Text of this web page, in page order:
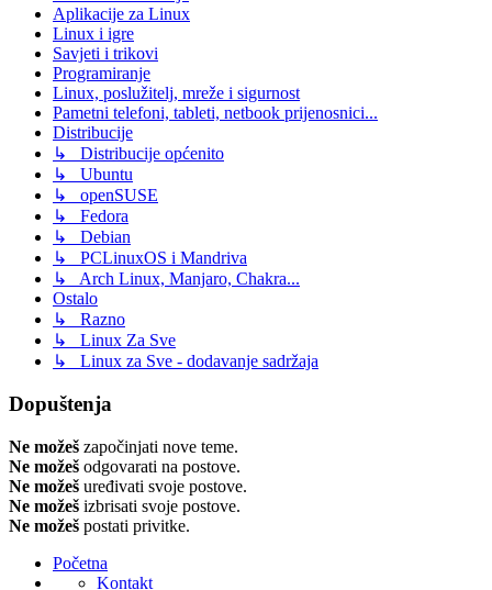
Aplikacije za Linux
Linux i igre
Savjeti i trikovi
Programiranje
Linux, poslužitelj, mreže i sigurnost
Pametni telefoni, tableti, netbook prijenosnici...
Distribucije
↳ Distribucije općenito
↳ Ubuntu
↳ openSUSE
↳ Fedora
↳ Debian
↳ PCLinuxOS i Mandriva
↳ Arch Linux, Manjaro, Chakra...
Ostalo
↳ Razno
↳ Linux Za Sve
↳ Linux za Sve - dodavanje sadržaja
Dopuštenja
Ne možeš započinjati nove teme.
Ne možeš odgovarati na postove.
Ne možeš uređivati svoje postove.
Ne možeš izbrisati svoje postove.
Ne možeš postati privitke.
Početna
Kontakt